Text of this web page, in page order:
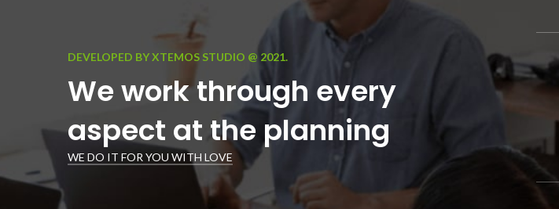
DEVELOPED BY XTEMOS STUDIO @ 2021.
We work through every
aspect at the planning
WE DO IT FOR YOU WITH LOVE